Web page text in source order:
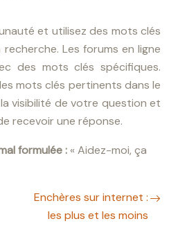
et utilisez des mots clés
Les forums en ligne
des mots clés spécifiques.
mots clés pertinents dans le
visibilité de votre question et
recevoir une réponse.
formulée : « Aidez-moi, ça
Enchères sur internet :
les plus et les moins